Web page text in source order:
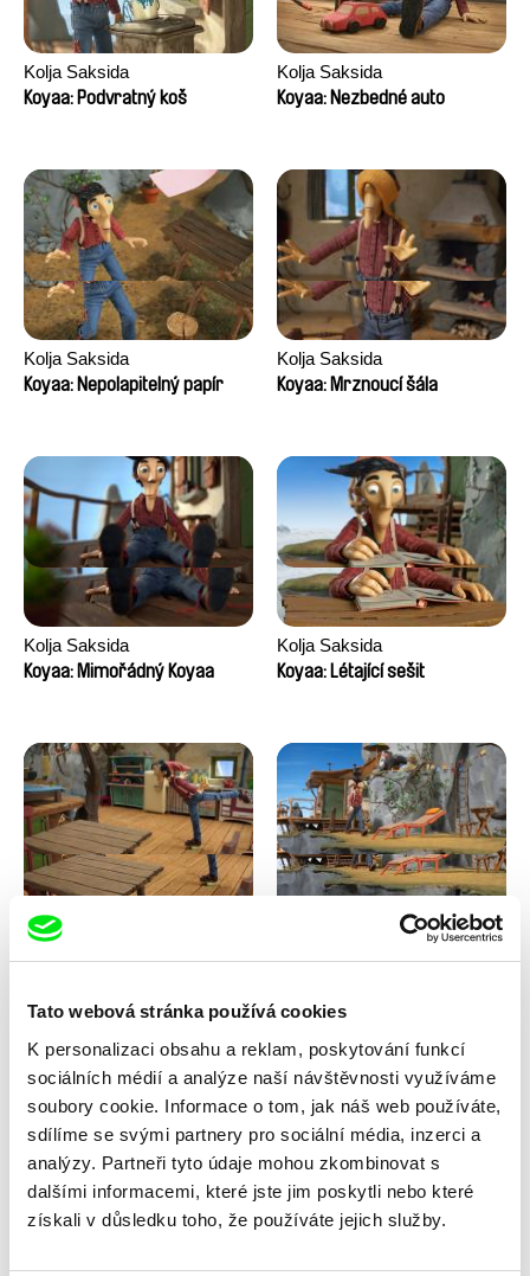
Tato webová stránka používá cookies
K personalizaci obsahu a reklam, poskytování funkcí
sociálních médií a analýze naší návštěvnosti využíváme
soubory cookie. Informace o tom, jak náš web používáte,
sdílíme se svými partnery pro sociální média, inzerci a
analýzy. Partneři tyto údaje mohou zkombinovat s
dalšími informacemi, které jste jim poskytli nebo které
získali v důsledku toho, že používáte jejich služby.
Kolja Saksida
Koyaa: Podvratný koš
Kolja Saksida
Koyaa: Nezbedné auto
Kolja Saksida
Koyaa: Nepolapitelný papír
Kolja Saksida
Koyaa: Mrznoucí šála
Kolja Saksida
Koyaa: Mimořádný Koyaa
Kolja Saksida
Koyaa: Létající sešit
Kolja Saksida
Koyaa: Kluzké mýdlo
Koyaa: Divoké lehátko
Franka Sachse
Anni Oja